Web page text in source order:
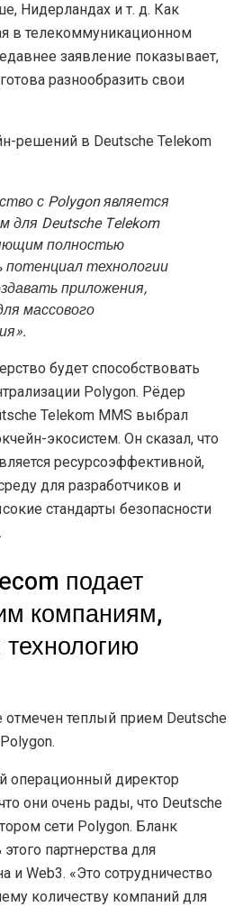
Нидерландах и т. д. Как
в телекоммуникационном
заявление показывает,
разнообразить свои
решений в Deutsche Telekom
с Polygon является
для Deutsche Telekom
полностью
потенциал технологии
приложения,
массового
будет способствовать
Polygon. Рёдер
Telekom MMS выбрал
экосистем. Он сказал, что
ресурсоэффективной,
для разработчиков и
стандарты безопасности
подает
компаниям,
отмечен теплый прием Deutsche
операционный директор
они очень рады, что Deutsche
сети Polygon. Бланк
партнерства для
и Web3. «Это сотрудничество
количеству компаний для